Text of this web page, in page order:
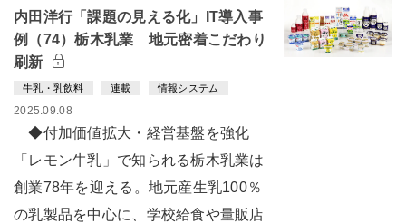
内田洋行「課題の見える化」IT導入事
例（74）栃木乳業 地元密着こだわり
刷新
牛乳・乳飲料 連載 情報システム
2025.09.08
◆付加価値拡大・経営基盤を強化
「レモン牛乳」で知られる栃木乳業は
創業78年を迎える。地元産生乳100％
の乳製品を中心に、学校給食や量販店